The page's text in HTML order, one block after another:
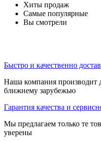
Хиты продаж
Самые популярные
Вы смотрели
Быстро и качественно
Наша компания производит
ближнему зарубежью
Гарантия качества и
Мы предлагаем только те
уверены